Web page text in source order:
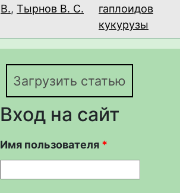
В., Тырнов В. С.
гаплоидов
кукурузы
Загрузить статью
Вход на сайт
Имя пользователя *